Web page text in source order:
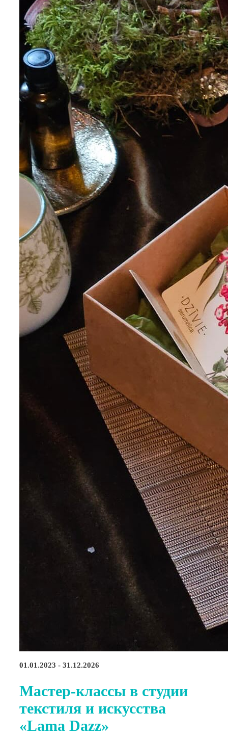
01.01.2023 - 31.12.2026
Мастер-классы в студии
текстиля и искусства
«Lama Dazz»